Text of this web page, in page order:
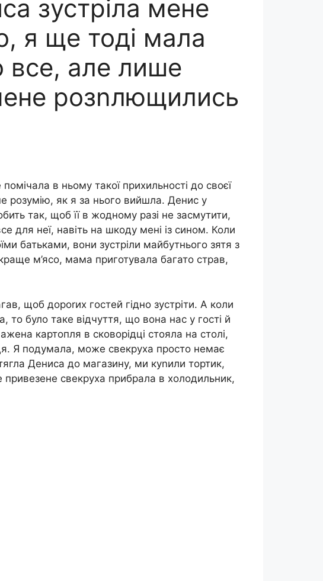
зустріла мене
я ще тоді мала
все, але лише
розnлющились
в ньому такої прихильності до своєї
розумію, як я за нього вийшла. Денис у
так, щоб її в жодному разі не засмутити,
для неї, навіть на шкоду мені із сином. Коли
батьками, вони зустріли майбутнього зятя з
м’ясо, мама приготувала багато страв,
щоб дороrих гостей гідно зустріти. А коли
було таке відчуття, що вона нас у гості й
картопля в сковорідці стояла на столі,
Я подумала, може свекруха просто немає
Дениса до магазину, ми куnили тортик,
привезене свекруха прибрала в холодильник,